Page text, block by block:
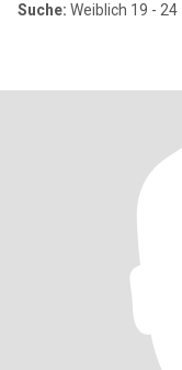
Suche: Weiblich 19 - 24